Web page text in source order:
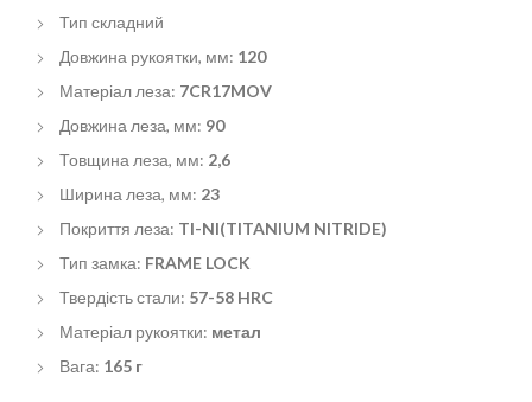
Тип складний
Довжина рукоятки, мм: 120
Матеріал леза: 7CR17MOV
Довжина леза, мм: 90
Товщина леза, мм: 2,6
Ширина леза, мм: 23
Покриття леза: TI-NI(TITANIUM NITRIDE)
Тип замка: FRAME LOCK
Твердість стали: 57-58 HRC
Матеріал рукоятки: метал
Вага: 165 г